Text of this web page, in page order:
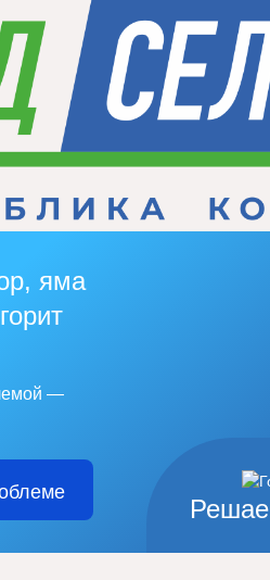
яма
—